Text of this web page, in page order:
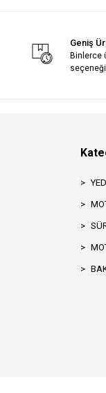
Geniş
Binlerce
seçeneği